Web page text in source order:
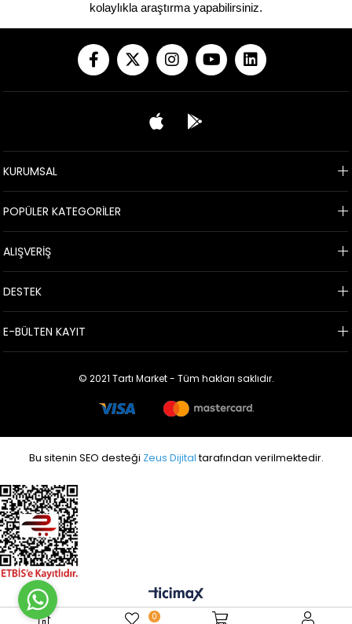
kolaylıkla araştırma yapabilirsiniz.
KURUMSAL
POPÜLER KATEGORİLER
ALIŞVERİŞ
DESTEK
E-BÜLTEN KAYIT
© 2021 Tartı Market - Tüm hakları saklıdır.
Bu sitenin SEO desteği Zeus Dijital tarafından verilmektedir.
0